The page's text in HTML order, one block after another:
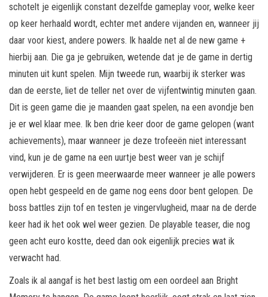
schotelt je eigenlijk constant dezelfde gameplay voor, welke keer
op keer herhaald wordt, echter met andere vijanden en, wanneer jij
daar voor kiest, andere powers. Ik haalde net al de new game +
hierbij aan. Die ga je gebruiken, wetende dat je de game in dertig
minuten uit kunt spelen. Mijn tweede run, waarbij ik sterker was
dan de eerste, liet de teller net over de vijfentwintig minuten gaan.
Dit is geen game die je maanden gaat spelen, na een avondje ben
je er wel klaar mee. Ik ben drie keer door de game gelopen (want
achievements), maar wanneer je deze trofeeën niet interessant
vind, kun je de game na een uurtje best weer van je schijf
verwijderen. Er is geen meerwaarde meer wanneer je alle powers
open hebt gespeeld en de game nog eens door bent gelopen. De
boss battles zijn tof en testen je vingervlugheid, maar na de derde
keer had ik het ook wel weer gezien. De playable teaser, die nog
geen acht euro kostte, deed dan ook eigenlijk precies wat ik
verwacht had.
Zoals ik al aangaf is het best lastig om een oordeel aan Bright